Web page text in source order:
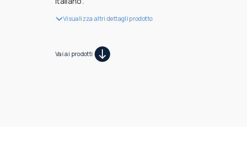
Visualizza altri dettagli prodotto
Vai ai prodotti